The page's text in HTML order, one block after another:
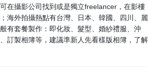
在攝影公司找到或是獨立freelancer，在影樓
海外拍攝熱點有台灣、日本、韓國、四川、麗
有套餐製作：即化妝、髮型、婚紗禮服、沖
訂製相簿等，建議準新人先看樣版相簿，了解